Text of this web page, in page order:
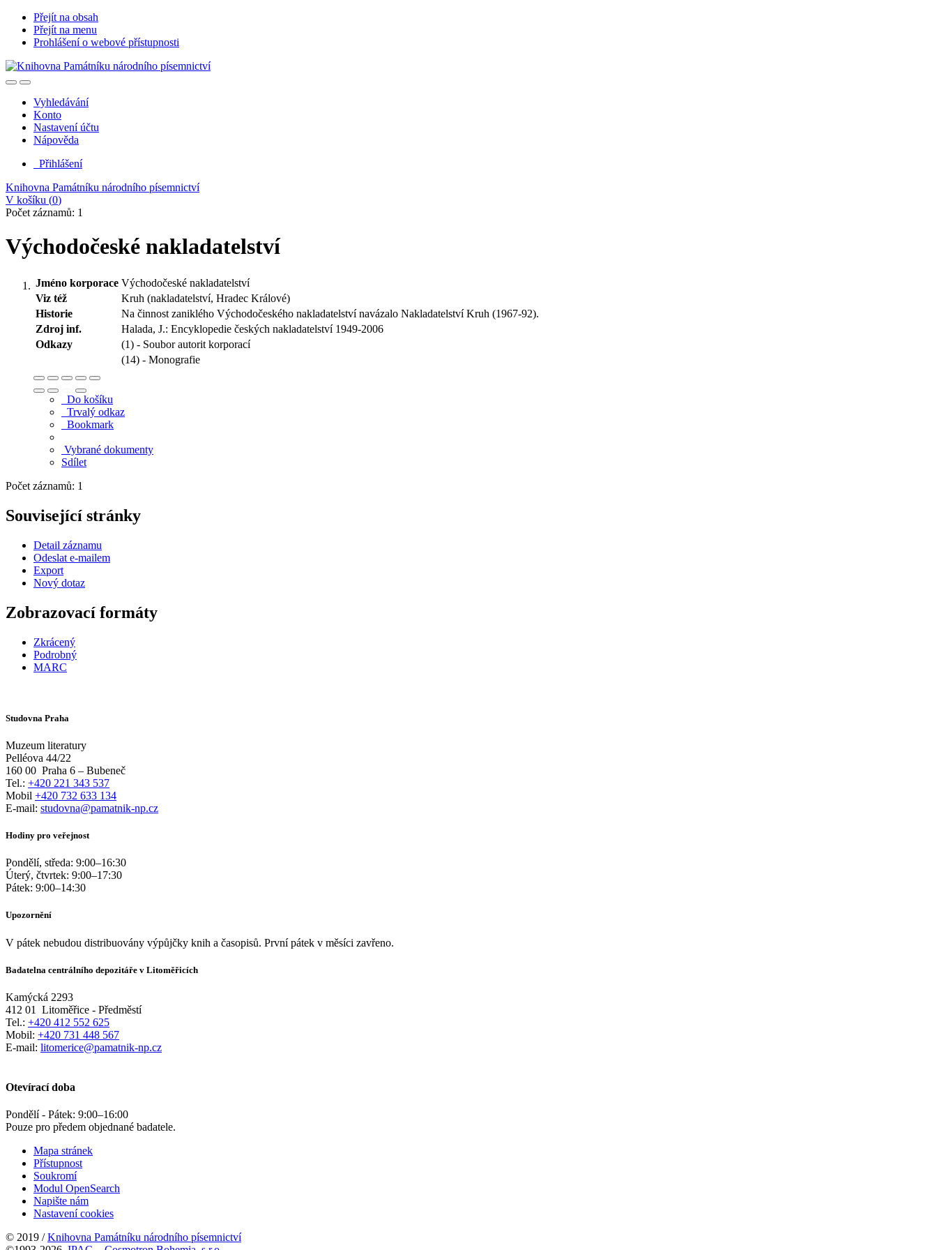
Přejít na obsah
Přejít na menu
Prohlášení o webové přístupnosti
Vyhledávání
Konto
Nastavení účtu
Nápověda
Přihlášení
Knihovna Památníku národního písemnictví
V košíku (0)
Počet záznamů: 1
Východočeské nakladatelství
Jméno korporace Východočeské nakladatelství
Viz též
Kruh (nakladatelství, Hradec Králové)
Historie
Na činnost zaniklého Východočeského nakladatelství navázalo Nakladatelství Kruh (1967-92).
Zdroj inf.
Halada, J.: Encyklopedie českých nakladatelství 1949-2006
Odkazy
(1) - Soubor autorit korporací
(14) - Monografie
Do košíku
Trvalý odkaz
Bookmark
Vybrané dokumenty
Sdílet
Počet záznamů: 1
Související stránky
Detail záznamu
Odeslat e-mailem
Export
Nový dotaz
Zobrazovací formáty
Zkrácený
Podrobný
MARC
Studovna Praha
Muzeum literatury
Pelléova 44/22
160 00 Praha 6 – Bubeneč
Tel.: +420 221 343 537
Mobil +420 732 633 134
E-mail: studovna@pamatnik-np.cz
Hodiny pro veřejnost
Pondělí, středa: 9:00–16:30
Úterý, čtvrtek: 9:00–17:30
Pátek: 9:00–14:30
Upozornění
V pátek nebudou distribuovány výpůjčky knih a časopisů. První pátek v měsíci zavřeno.
Badatelna centrálního depozitáře v Litoměřicích
Kamýcká 2293
412 01
Litoměřice - Předměstí
Tel.: +420 412 552 625
Mobil: +420 731 448 567
E-mail: litomerice@pamatnik-np.cz
Otevírací doba
Pondělí - Pátek: 9:00–16:00
Pouze pro předem objednané badatele.
Mapa stránek
Přístupnost
Soukromí
Modul OpenSearch
Napište nám
Nastavení cookies
© 2019 /Knihovna Památníku národního písemnictví